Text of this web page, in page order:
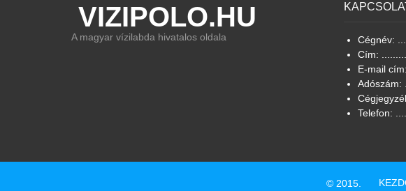
VIZIPOLO.HU
A magyar vízilabda hivatalos oldala
Cégnév:
Cím: ...........
E-mail cím:
Adószám:
Telefon:
© 2015.